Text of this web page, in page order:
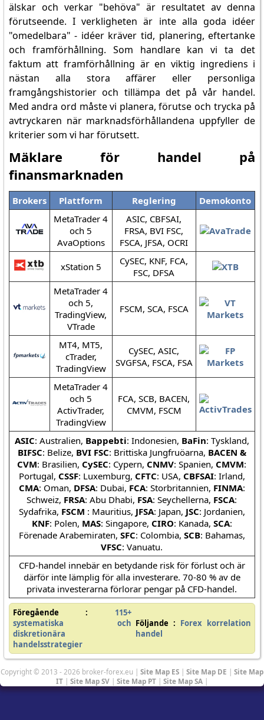
älskar och verkar "behöva" är resultatet av denna
förutseende. I verkligheten är inte alla goda idéer
"omedelbara" - idéer kräver tid, planering, eftertanke
och framförhållning. Som handlare kan vi ta det
faktum att framförhållning är en viktig ingrediens i
nästan alla stora affärer eller personliga
framgångshistorier och tillämpa det på vår handel.
Med andra ord måste vi planera, förutse och trycka på
avtryckaren när marknadsförhållandena uppfyller de
kriterier som vi har förutsett.
Mäklare för handel på
finansmarknaden
Brokers Plattform Reglering
Demokonto
MetaTrader 4
och 5
AvaOptions
ASIC, CBFSAI,
FRSA, BVI FSC,
FSCA, JFSA, OCRI
xStation 5
CySEC, KNF, FCA,
FSC, DFSA
MetaTrader 4
och 5,
TradingView,
VTrade
FSCM, SCA, FSCA
MT4, MT5,
cTrader,
TradingView
CySEC, ASIC,
SVGFSA, FSCA, FSA
MetaTrader 4
och 5
ActivTrader,
TradingView
FCA, SCB, BACEN,
CMVM, FSCM
ASIC: Australien, Bappebti: Indonesien, BaFin: Tyskland,
BIFSC: Belize, BVI FSC: Brittiska Jungfruöarna, BACEN &
CVM: Brasilien, CySEC: Cypern, CNMV: Spanien, CMVM:
Portugal, CSSF: Luxemburg, CFTC: USA, CBFSAI: Irland,
CMA: Oman, DFSA: Dubai, FCA: Storbritannien, FINMA:
Schweiz, FRSA: Abu Dhabi, FSA: Seychellerna, FSCA:
Sydafrika, FSCM : Mauritius, JFSA: Japan, JSC: Jordanien,
KNF: Polen, MAS: Singapore, CIRO: Kanada, SCA:
Förenade Arabemiraten, SFC: Colombia, SCB: Bahamas,
VFSC: Vanuatu.
CFD-handel innebär en betydande risk för förlust och är
därför inte lämplig för alla investerare. 70-80 % av de
privata investerarna förlorar pengar på CFD-handel.
Föregående :
115+
systematiska och
diskretionära
handelsstrategier
Följande : Forex korrelation
handel
Copyright © 2013 - 2026 broker-forex.eu | Site Map ES | Site Map DE | Site Map
IT | Site Map SV | Site Map PT | Site Map SA |